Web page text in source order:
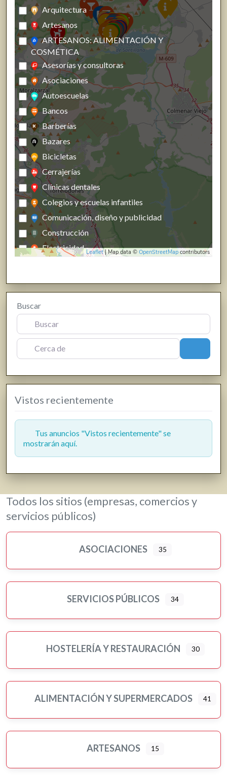
Leaflet| Map data © OpenStreetMap contributors
Arquitectura
Artesanos
ARTESANOS: ALIMENTACIÓN Y
COSMÉTICA
Asesorías y consultoras
Asociaciones
Autoescuelas
Bancos
Barberías
Bazares
Bicicletas
Cerrajerías
Clínicas dentales
Colegios y escuelas infantiles
Comunicación, diseño y publicidad
Construcción
Electricidad
Farmacias, parafarmacias y herbolarios
Fisioterapia
Floristerías
Fotografía y producción audiovisual
Gasóleo
Gasolineras
Hostelería y restauración
Informática y telecomunicaciones
Jardinería y viveros
Librerías, papelerías e impresión digital
Loterías
Murales artísticos
Ópticas
Peluquerías, belleza y estética
Psicología
Servicios públicos
Tatuajes
Veterinarios/as y mascotas
Yoga
Buscar
Cerca de
Vistos recientemente
Tus anuncios "Vistos recientemente" se
mostrarán aquí.
Todos los sitios (empresas, comercios y
servicios públicos)
ASOCIACIONES 35
SERVICIOS PÚBLICOS 34
HOSTELERÍA Y RESTAURACIÓN 30
ALIMENTACIÓN Y SUPERMERCADOS 41
ARTESANOS 15